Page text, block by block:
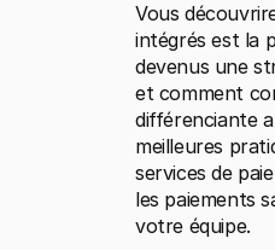
Vous
intégrés est la
devenus une
et comment
différenciante
meilleures
services de
les paiements
votre équipe.